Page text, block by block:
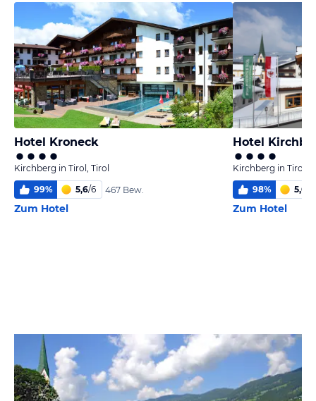
Hotel Kroneck
Kirchberg in Tirol, Tirol
99% 5,6/6 467 Bew.
Zum Hotel
Hotel
Kirchberg in Tirol,
98% 5,6
Zum Hotel